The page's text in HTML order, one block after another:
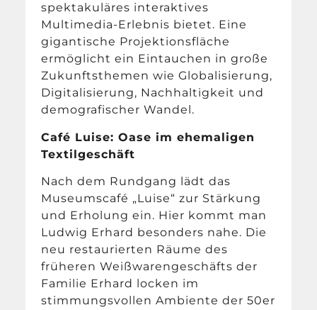
spektakuläres interaktives
Multimedia-Erlebnis bietet. Eine
gigantische Projektionsfläche
ermöglicht ein Eintauchen in große
Zukunftsthemen wie Globalisierung,
Digitalisierung, Nachhaltigkeit und
demografischer Wandel.
Café Luise: Oase im ehemaligen
Textilgeschäft
Nach dem Rundgang lädt das
Museumscafé „Luise“ zur Stärkung
und Erholung ein. Hier kommt man
Ludwig Erhard besonders nahe. Die
neu restaurierten Räume des
früheren Weißwarengeschäfts der
Familie Erhard locken im
stimmungsvollen Ambiente der 50er